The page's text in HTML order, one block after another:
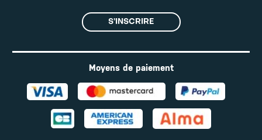
S’INSCRIRE
Moyens de paiement